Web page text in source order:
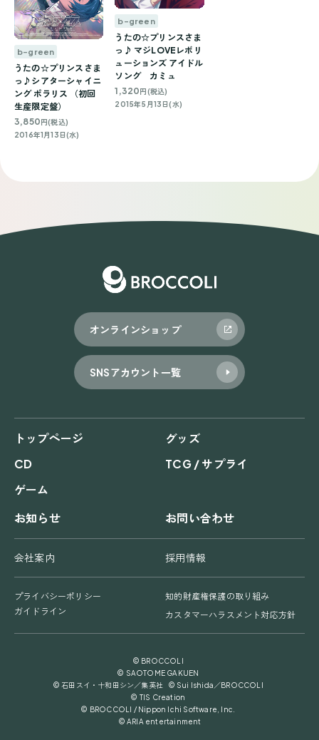
b-green
うたの☆プリンスさま
っ♪シアターシャイニ
ング ポラリス （初回
生産限定盤）
3,850円(税込)
2016年1月13日(水)
b-green
うたの☆プリンスさま
っ♪ マジLOVEレボリ
ューションズ アイドル
ソング カミュ
1,320円(税込)
2015年5月13日(水)
オンラインショップ
SNSアカウント一覧
トップページ
グッズ
CD
TCG / サプライ
ゲーム
お知らせ
お問い合わせ
会社案内 採用情報
プライバシーポリシー
知的財産権保護の取り組み
ガイドライン
カスタマーハラスメント対応方針
© BROCCOLI
© SAOTOME GAKUEN
© 石田スイ・十和田シン／集英社 © Sui Ishida／BROCCOLI
© TIS Creation
© BROCCOLI / Nippon Ichi Software, Inc.
© ARIA entertainment